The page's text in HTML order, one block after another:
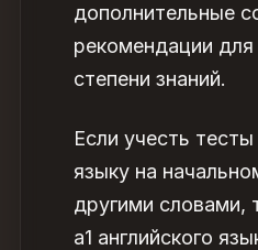
дополнительные
рекомендации
степени знаний.
Если учесть
языку на
другими словами,
а1 английского